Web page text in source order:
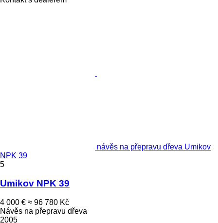
návěs na přepravu dřeva Umikov
NPK 39
5
Umikov NPK 39
4 000 € ≈ 96 780 Kč
Návěs na přepravu dřeva
2005